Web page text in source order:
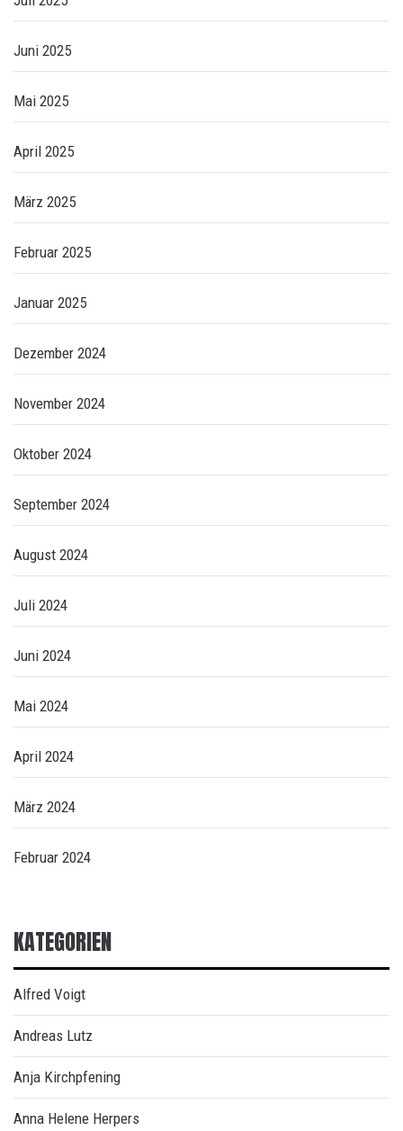
Juni 2025
Mai 2025
April 2025
März 2025
Februar 2025
Januar 2025
Dezember 2024
November 2024
Oktober 2024
September 2024
August 2024
Juli 2024
Juni 2024
Mai 2024
April 2024
März 2024
Februar 2024
KATEGORIEN
Alfred Voigt
Andreas Lutz
Anja Kirchpfening
Anna Helene Herpers